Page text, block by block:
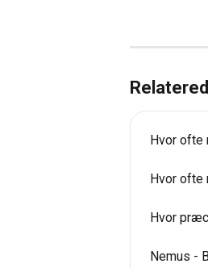
Hvor ofte
Hvor ofte
Hvor
Nemus -